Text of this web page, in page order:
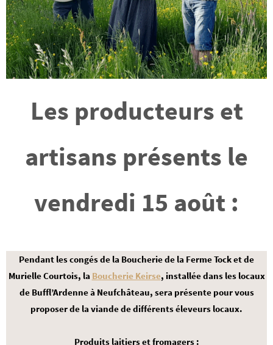
Les producteurs et
artisans présents le
vendredi 15 août :
Pendant les congés de la Boucherie de la Ferme Tock et de
Murielle Courtois, la Boucherie Keirse, installée dans les locaux
de Buffl’Ardenne à Neufchâteau, sera présente pour vous
proposer de la viande de différents éleveurs locaux.
Produits laitiers et fromagers :